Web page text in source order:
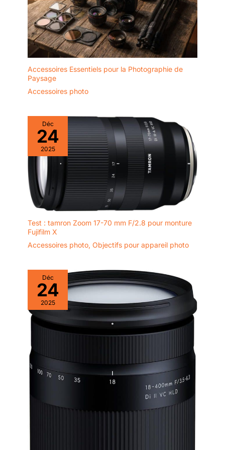
Accessoires Essentiels pour la Photographie de
Paysage
Accessoires photo
Déc
24
2025
Test : tamron Zoom 17-70 mm F/2.8 pour monture
Fujifilm X
Accessoires photo, Objectifs pour appareil photo
Déc
24
2025